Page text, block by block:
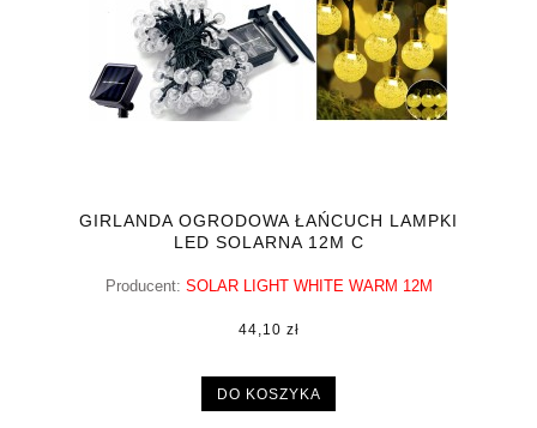
GIRLANDA OGRODOWA ŁAŃCUCH LAMPKI
LED SOLARNA 12M C
Producent: SOLAR LIGHT WHITE WARM 12M
44,10 zł
DO KOSZYKA